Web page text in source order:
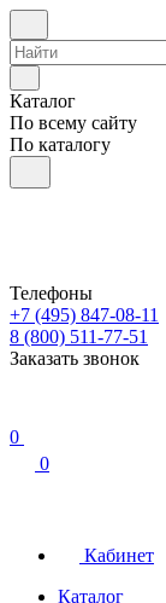
Каталог
По всему сайту
По каталогу
Телефоны
+7 (495) 847-08-11
8 (800) 511-77-51
Заказать звонок
0
0
Кабинет
Каталог